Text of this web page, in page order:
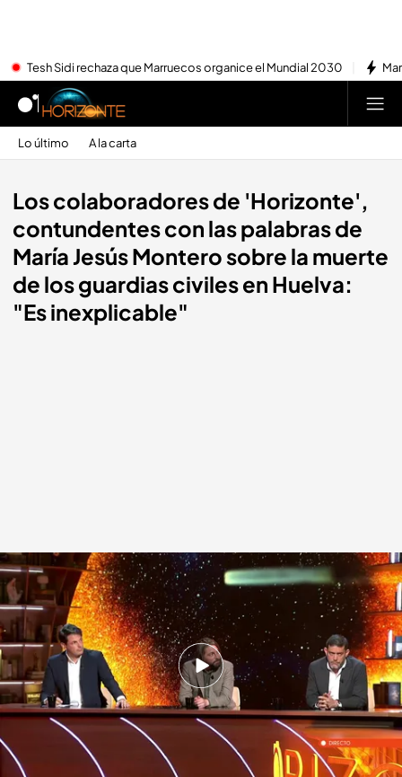
Tesh Sidi rechaza que Marruecos organice el Mundial 2030
Lo último A la carta
Los colaboradores de 'Horizonte',
contundentes con las palabras de
María Jesús Montero sobre la muerte
de los guardias civiles en Huelva:
"Es inexplicable"
Los colaboradores de 'Horizonte' critican las palabras de María Jesús
Montero sobre la muerte de los guardias civiles en Huelva.cuatro.es
Miguel Salazar
Madrid, 12 MAY 2026 - 22:38h.
La candidata socialista a presidir Andalucía
rectificó tras calificar de "accidente laboral" el
suceso